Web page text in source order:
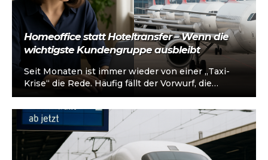
Homeoffice statt Hoteltransfer – Wenn die
wichtigste Kundengruppe ausbleibt
Seit Monaten ist immer wieder von einer „Taxi-
Krise“ die Rede. Häufig fällt der Vorwurf, die
Mietwagenbranche sei Mitverursacher. Doch
dies…